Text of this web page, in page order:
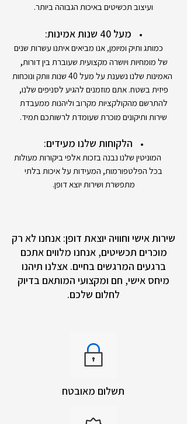
ועיצוב תכשיטים באיכות הגבוהה ביותר.
מעל 40 שנות אמינות:
כמותג ותיק ומיומן, אנו מביאים איתנו עשרות שנים
של מומחיות ויושרה מקצועית שעוברת בין דורות,
האמינות שלנו נשענת על מעל 40 שנות וותק ונוכחות
פיזית בשטח. אתם מוזמנים להגיע לסניפים שלנו,
להתרשם מהקולקציות מקרוב וליהנות ממעבדת
שירות ותיקונים מוכרת שעומדת לרשותכם תמיד.
הלקוחות שלנו מעידים:
המוניטין שלנו נבנה בזכות אלפי ביקורות מעולות
בכל הפלטפורמות, המעידות על איכות בלתי
מתפשרת ושירות יוצא דופן.
שירות אישי וחוויה יוצאת דופן: אנחנו לא רק
מוכרים תכשיטים, אנחנו מלווים אתכם
ברגעים המרגשים בחיים. אצלנו תיהנו
מיחס אישי, חם ומקצועי המותאם בדיוק
לחלום שלכם.
תשלום מאובטח